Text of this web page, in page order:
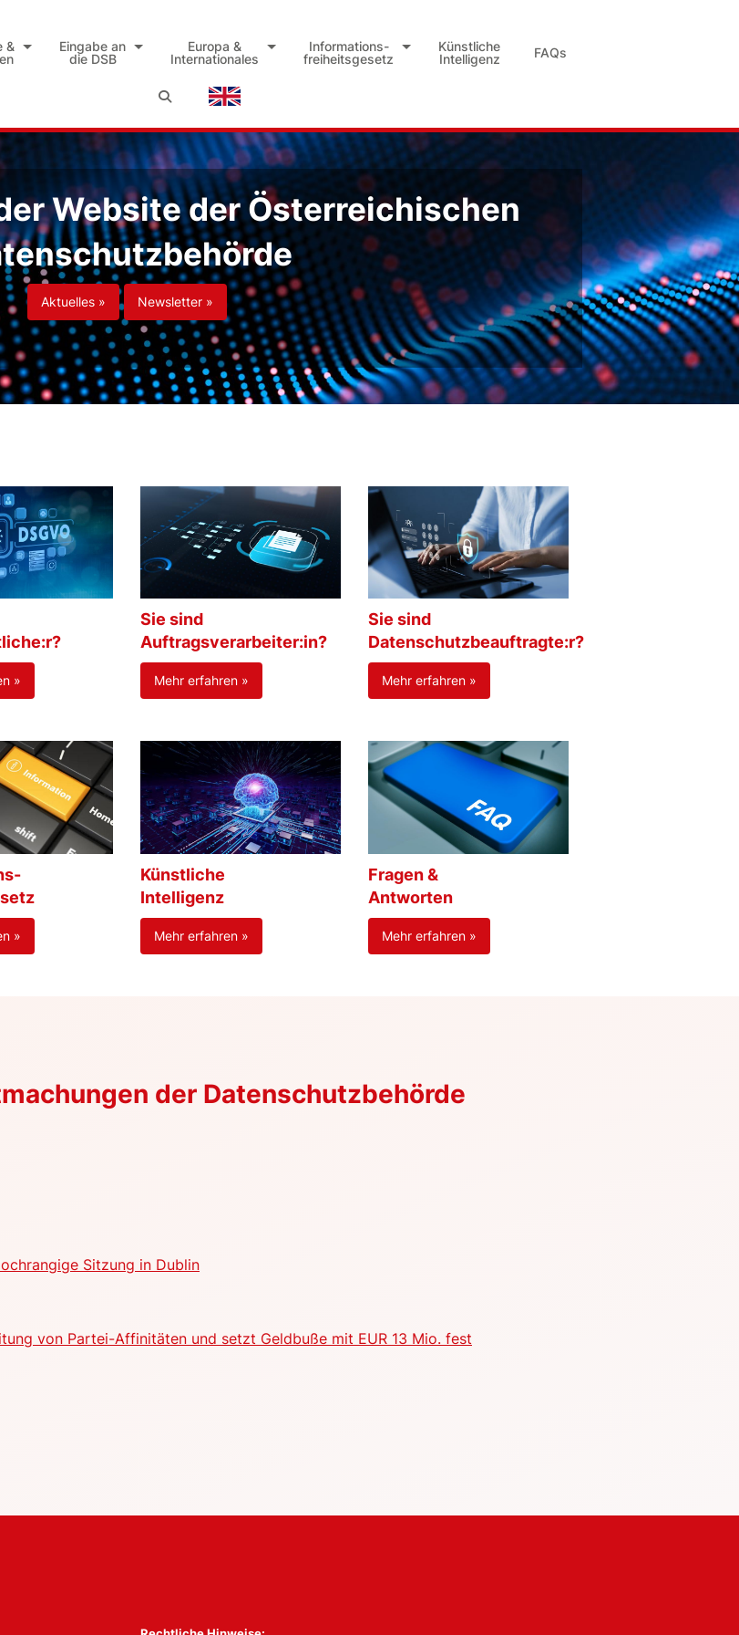
&
Eingabe an
die DSB
Europa &
Internationales
Informations-
freiheitsgesetz
Künstliche
Intelligenz
FAQs
Website der Österreichischen
Aktuelles » Newsletter »
»
Sie sind
Auftragsverarbeiter:in?
Mehr erfahren »
Sie sind
Datenschutzbeauftragte:r?
Mehr erfahren »
»
Künstliche
Intelligenz
Mehr erfahren »
Fragen &
Antworten
Mehr erfahren »
der Datenschutzbehörde
Sitzung in Dublin
von Partei-Affinitäten und setzt Geldbuße mit EUR 13 Mio. fest